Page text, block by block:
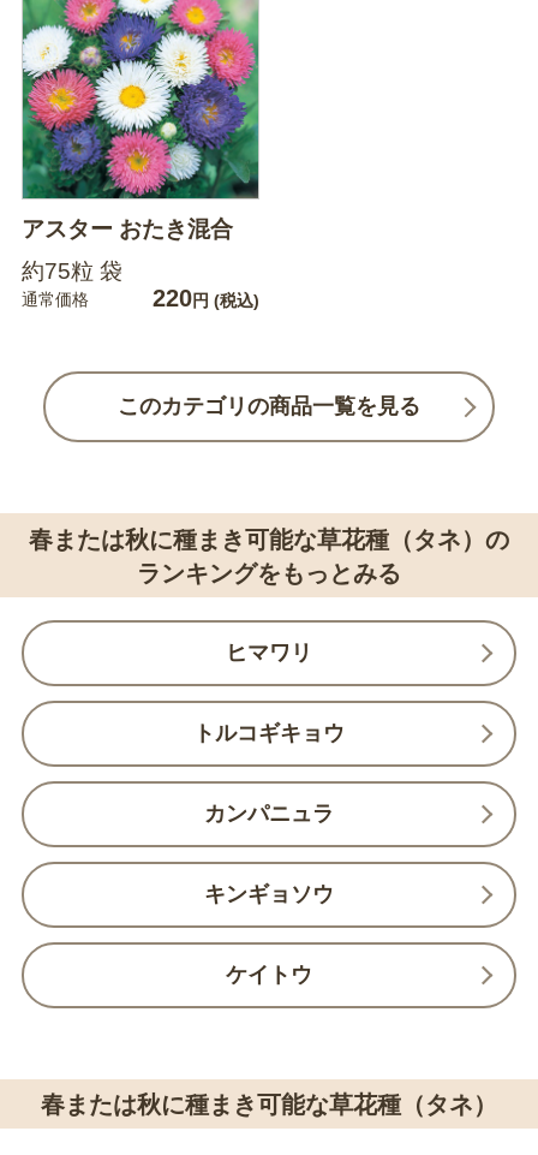
アスター おたき混合
約75粒 袋
通常価格 220円 (税込)
このカテゴリの商品一覧を見る
春または秋に種まき可能な草花種（タネ）の
ランキングをもっとみる
ヒマワリ
トルコギキョウ
カンパニュラ
キンギョソウ
ケイトウ
春または秋に種まき可能な草花種（タネ）